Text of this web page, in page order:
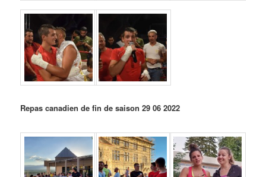
Repas canadien de fin de saison 29 06 2022